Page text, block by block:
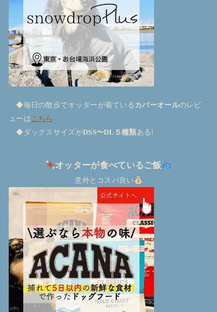
◆毎日の散歩でオッターが着ている カバーオールのレビ
ューはこちら
◆ダックスサイズがDSS〜DL５種類ある!
オッターが食べているご飯
意外とコスパ良い